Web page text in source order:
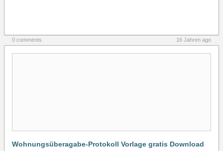
0 comments 16 Jahren ago
Wohnungsüberagabe-Protokoll Vorlage gratis Download